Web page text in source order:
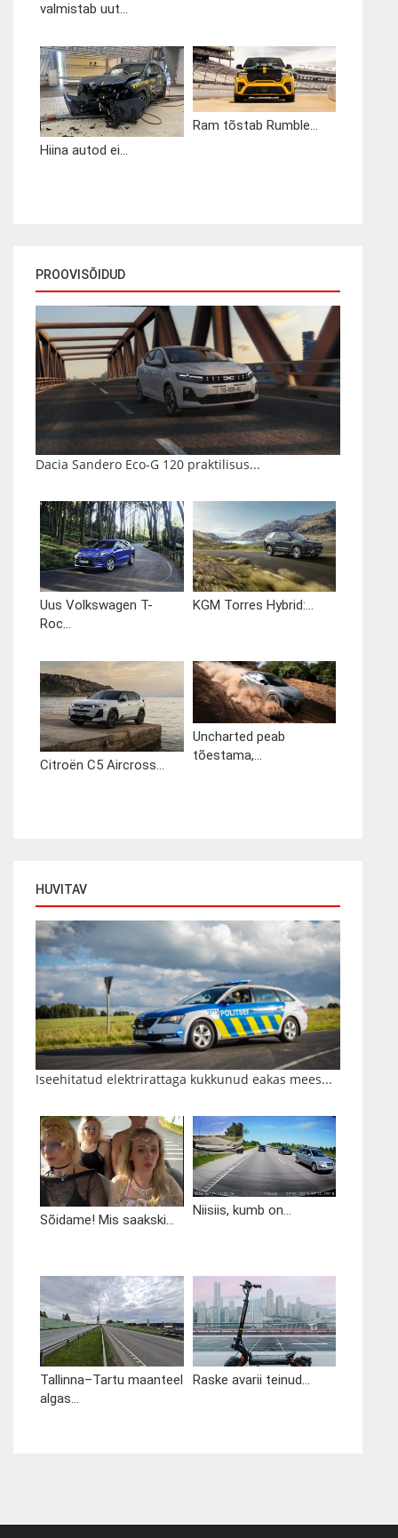
valmistab uut...
Hiina autod ei...
Ram tõstab Rumble...
PROOVISÕIDUD
Dacia Sandero Eco-G 120 praktilisus...
Uus Volkswagen T-
Roc...
KGM Torres Hybrid:...
Citroën C5 Aircross...
Uncharted peab
tõestama,...
HUVITAV
Iseehitatud elektrirattaga kukkunud eakas mees...
Sõidame! Mis saakski...
Niisiis, kumb on...
Tallinna–Tartu maanteel
algas...
Raske avarii teinud...